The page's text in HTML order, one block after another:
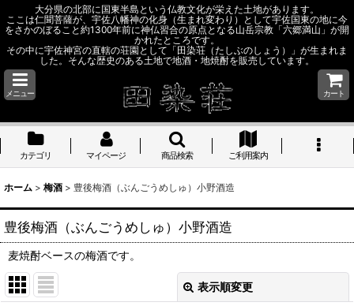
大分県の北部に国東半島という仏教文化が栄えた土地があります。
ここは仁聞菩薩が、宇佐八幡神の化身（生まれ変わり）として宇佐国東の地に今
をさかのぼること約1300年前に神仏習合の原点となる山岳宗教「六郷満山」が開
かれたところです。
その中に宇佐神宮の直轄の荘園として「田染荘（たしぶのしょう）」が生まれま
した。そんな歴史のある土地で地酒・地焼酎を販売しています。
メニュー カート
カテゴリ マイページ 商品検索 ご利用案内
ホーム > 梅酒 > 豊後梅酒（ぶんごうめしゅ）小野酒造
豊後梅酒（ぶんごうめしゅ）小野酒造
麦焼酎ベースの梅酒です。
表示順変更